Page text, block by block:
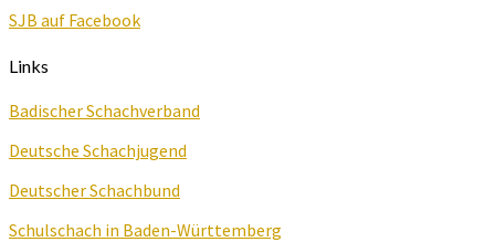
SJB auf Facebook
Links
Badischer Schachverband
Deutsche Schachjugend
Deutscher Schachbund
Schulschach in Baden-Württemberg